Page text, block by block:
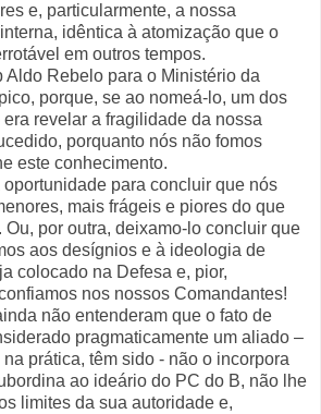
e, particularmente, a nossa
idêntica à atomização que o
em outros tempos.
Aldo Rebelo para o Ministério da
porque, se ao nomeá-lo, um dos
revelar a fragilidade da nossa
porquanto nós não fomos
este conhecimento.
para concluir que nós
mais frágeis e piores do que
por outra, deixamo-lo concluir que
aos desígnios e à ideologia de
colocado na Defesa e, pior,
nos nossos Comandantes!
não entenderam que o fato de
pragmaticamente um aliado –
prática, têm sido - não o incorpora
ao ideário do PC do B, não lhe
limites da sua autoridade e,